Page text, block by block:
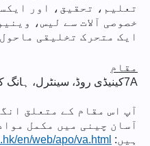
تعلیم، تحقیق، اور
خصوصی آلات سے لیس،
ایک متحرک تخلیقی
مقام
کینیڈی روڈ، سینٹرل، ہانگ7A
آپ اس مقام کے متعلق
آسان چینی میں مکمل
ہیں: en/web/apo/va.html